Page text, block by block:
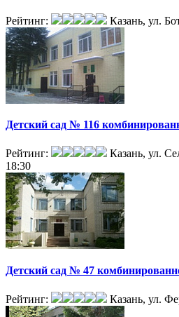
Рейтинг: Казань, ул.
Детский сад № 116
Рейтинг: Казань, ул.
18:30
Детский сад № 47
Рейтинг: Казань, ул.